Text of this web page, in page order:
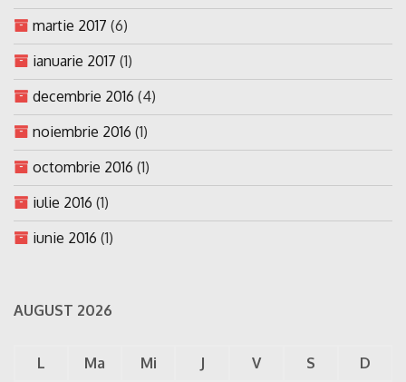
martie 2017 (6)
ianuarie 2017 (1)
decembrie 2016 (4)
noiembrie 2016 (1)
octombrie 2016 (1)
iulie 2016 (1)
iunie 2016 (1)
AUGUST 2026
L Ma Mi J V S
D